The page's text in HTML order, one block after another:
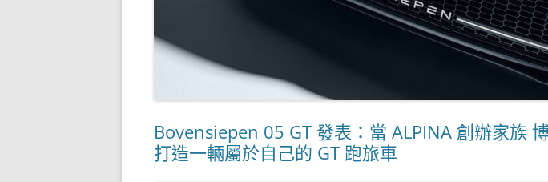
Bovensiepen 05 GT 發表：當 ALPINA 創辦家族
打造一輛屬於自己的 GT 跑旅車